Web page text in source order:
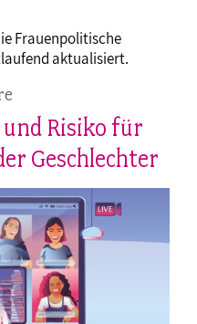
Frauenpolitische
aktualisiert.
und Risiko für
Geschlechter